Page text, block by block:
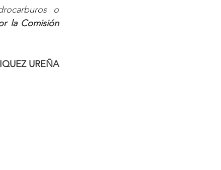
o
la Comisión
UREÑA